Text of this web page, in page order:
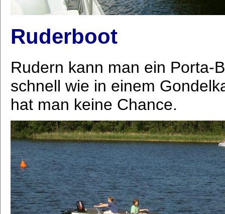
Ruderboot
Rudern kann man ein Porta-
schnell wie in einem
hat man keine Chance.